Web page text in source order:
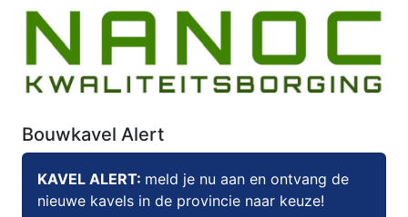
Bouwkavel Alert
KAVEL ALERT: meld je nu aan en ontvang de
nieuwe kavels in de provincie naar keuze!